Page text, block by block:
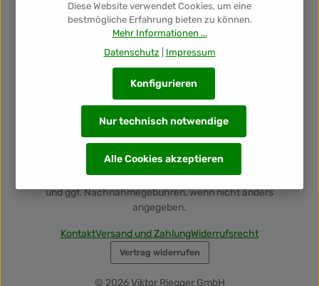
Newsletter
Unsere Auszeichnungen
Alle Preise inkl. gesetzl. Mehrwertsteuer zzgl.Versandkosten
und ggf. Nachnahmegebühren, wenn nicht anders
angegeben.
© 2026 Viktor Riegger GmbH
KontaktVersand und ZahlungWiderrufsrecht
Vertrag widerrufen
Diese Website verwendet Cookies, um eine
bestmögliche Erfahrung bieten zu können.
Mehr Informationen ...
Datenschutz| Impressum
Nur technisch notwendige
Konfigurieren
Alle Cookies akzeptieren